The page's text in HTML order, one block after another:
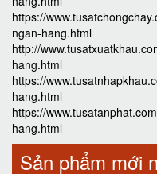
https://
ngan-hang.html
http://
hang.html
https://
hang.html
https://
hang.html
Sản phẩm mới